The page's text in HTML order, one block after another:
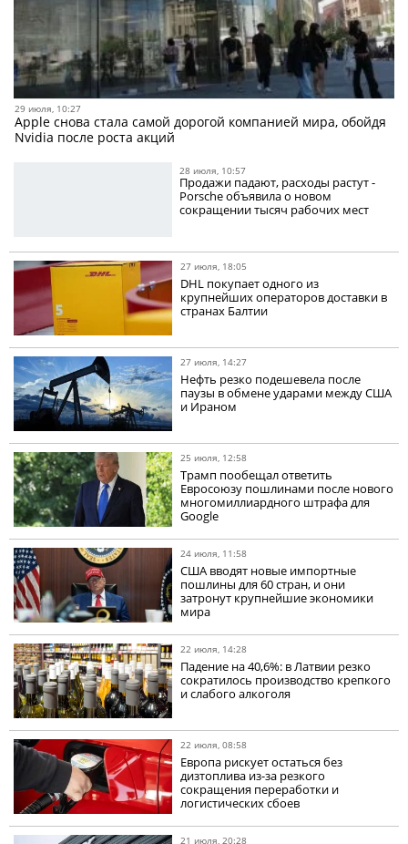
29 июля, 10:27
Apple снова стала самой дорогой компанией мира, обойдя
Nvidia после роста акций
28 июля, 10:57
Продажи падают, расходы растут -
Porsche объявила о новом
сокращении тысяч рабочих мест
27 июля, 18:05
DHL покупает одного из
крупнейших операторов доставки в
странах Балтии
27 июля, 14:27
Нефть резко подешевела после
паузы в обмене ударами между США
и Ираном
25 июля, 12:58
Трамп пообещал ответить
Евросоюзу пошлинами после нового
многомиллиардного штрафа для
Google
24 июля, 11:58
США вводят новые импортные
пошлины для 60 стран, и они
затронут крупнейшие экономики
мира
22 июля, 14:28
Падение на 40,6%: в Латвии резко
сократилось производство крепкого
и слабого алкоголя
22 июля, 08:58
Европа рискует остаться без
дизтоплива из-за резкого
сокращения переработки и
логистических сбоев
21 июля, 20:28